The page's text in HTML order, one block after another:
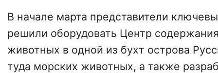
В начале марта представители
решили оборудовать Центр
животных в одной из бухт острова
туда морских животных, а также